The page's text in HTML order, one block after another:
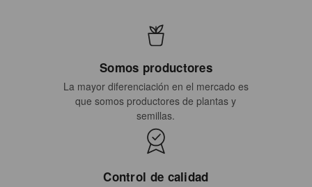
Somos productores
La mayor diferenciación en el mercado es
que somos productores de plantas y
semillas.
Control de calidad